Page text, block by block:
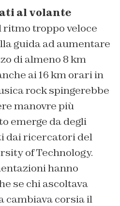
al volante
ritmo troppo veloce
guida ad aumentare
di almeno 8 km
ai 16 km orari in
rock spingerebbe
manovre più
emerge da degli
dai ricercatori del
of Technology.
hanno
se chi ascoltava
cambiava corsia il